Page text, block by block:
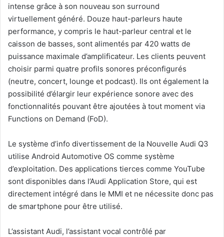
intense grâce à son nouveau son surround
virtuellement généré. Douze haut-parleurs haute
performance, y compris le haut-parleur central et le
caisson de basses, sont alimentés par 420 watts de
puissance maximale d’amplificateur. Les clients peuvent
choisir parmi quatre profils sonores préconfigurés
(neutre, concert, lounge et podcast). Ils ont également la
possibilité d’élargir leur expérience sonore avec des
fonctionnalités pouvant être ajoutées à tout moment via
Functions on Demand (FoD).
Le système d’info divertissement de la Nouvelle Audi Q3
utilise Android Automotive OS comme système
d’exploitation. Des applications tierces comme YouTube
sont disponibles dans l’Audi Application Store, qui est
directement intégré dans le MMI et ne nécessite donc pas
de smartphone pour être utilisé.
L’assistant Audi, l’assistant vocal contrôlé par